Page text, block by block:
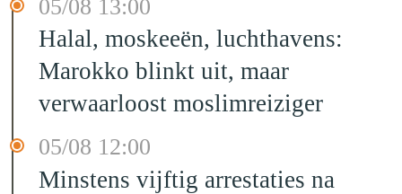
05/08 13:00
Halal, moskeeën, luchthavens:
Marokko blinkt uit, maar
verwaarloost moslimreiziger
05/08 12:00
Minstens vijftig arrestaties na